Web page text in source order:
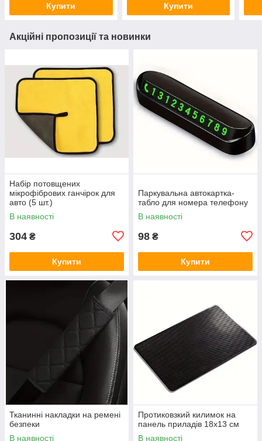
Купити Купити
Акційні пропозиції та новинки
Набір потовщених
мікрофібрових ганчірок для
авто (5 шт.)
В наявності
304 ₴
Купити
Паркувальна автокартка-
табло для номера телефону
В наявності
98 ₴
Купити
Тканинні накладки на ремені
безпеки
В наявності
Протиковзкий килимок на
панель приладів 18х13 см
В наявності